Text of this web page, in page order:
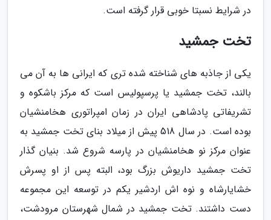
در شرایط نسبتا خوبی قرار گرفته است.
تخت جمشید
یکی از جاذبه های شناخته شده تری که ایرانی ها به آن می
بالند، تخت جمشید یا پرسپولیس است که مرکز باشکوه و
تشریفاتی پادشاهی ایران در زمان امپراتوری هخامنشیان
بوده است. در سال 518 پیش از میلاد بنای تخت جمشید به
عنوان مرکز نو هخامنشیان در پارسه شروع شد. بنیان گذار
تخت جمشید داریوش بزرگ بود، البته پس از او پسرش
خشایارشاه و نوه اش اردشیر یکم در توسعه این مجموعه
دست داشتند. تخت جمشید در شمال شهرستان مرودشت،